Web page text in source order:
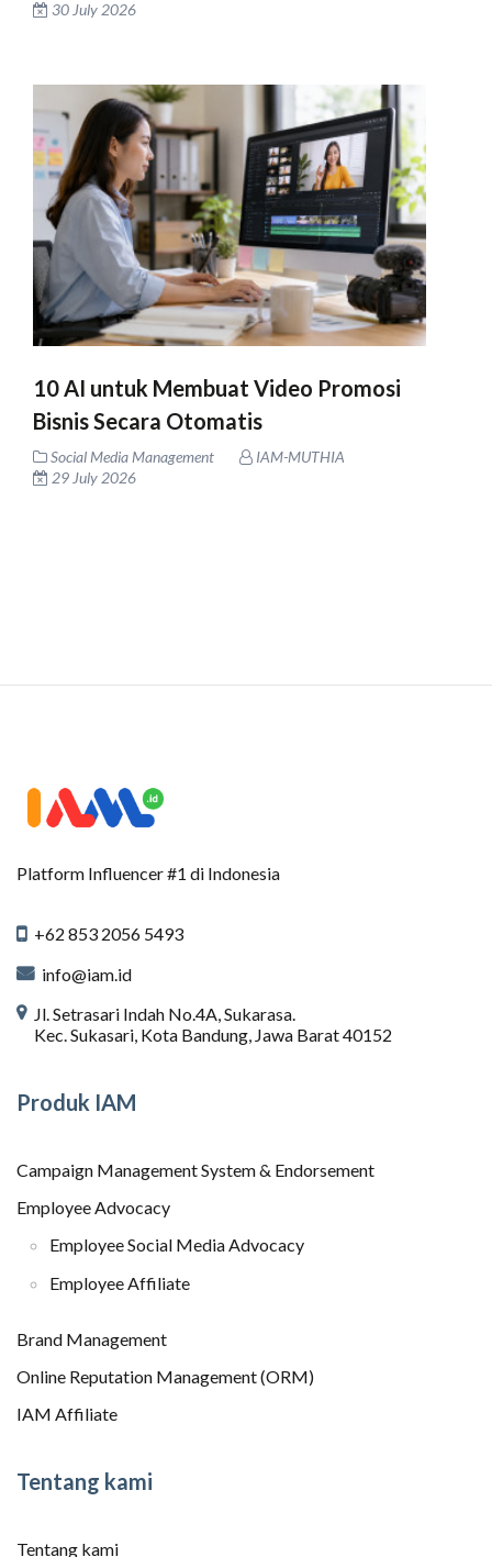
30 July 2026
10 AI untuk Membuat Video Promosi
Bisnis Secara Otomatis
Social Media Management
IAM-MUTHIA
29 July 2026
Platform Influencer #1 di Indonesia
+62 853 2056 5493
info@iam.id
Jl. Setrasari Indah No.4A, Sukarasa.
Kec. Sukasari, Kota Bandung, Jawa Barat 40152
Produk IAM
Campaign Management System & Endorsement
Employee Advocacy
Employee Social Media Advocacy
Employee Affiliate
Brand Management
Online Reputation Management (ORM)
IAM Affiliate
Tentang kami
Tentang kami